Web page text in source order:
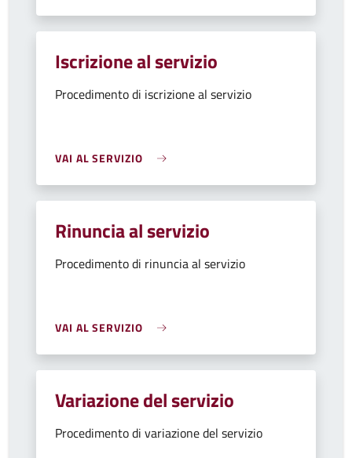
Iscrizione al servizio
Procedimento di iscrizione al servizio
VAI AL SERVIZIO
Rinuncia al servizio
Procedimento di rinuncia al servizio
VAI AL SERVIZIO
Variazione del servizio
Procedimento di variazione del servizio